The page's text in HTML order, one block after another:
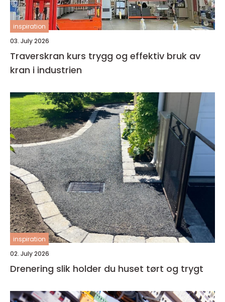
inspiration
03. July 2026
Traverskran kurs trygg og effektiv bruk av
kran i industrien
inspiration
02. July 2026
Drenering slik holder du huset tørt og trygt